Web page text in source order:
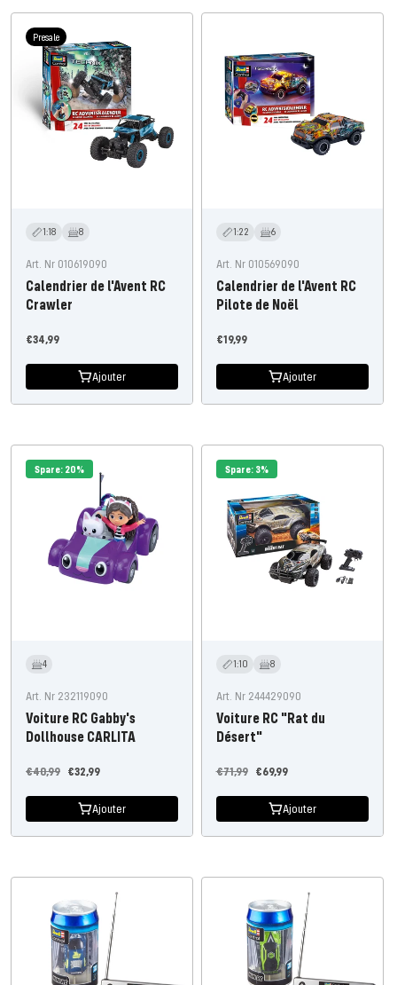
Presale
1:18 8
Art. Nr 010619090
Calendrier de l'Avent RC
Crawler
Prix
€34,99
Ajouter
1:22 6
Art. Nr 010569090
Calendrier de l'Avent RC
Pilote de Noël
Prix
€19,99
Ajouter
Spare: 20%
4
Art. Nr 232119090
Voiture RC Gabby's
Dollhouse CARLITA
Prix
l'offre
€32,99
Prix
€40,99
Ajouter
Spare: 3%
1:10 8
Art. Nr 244429090
Voiture RC "Rat du
Désert"
Prix
l'offre
€69,99
Prix
€71,99
Ajouter